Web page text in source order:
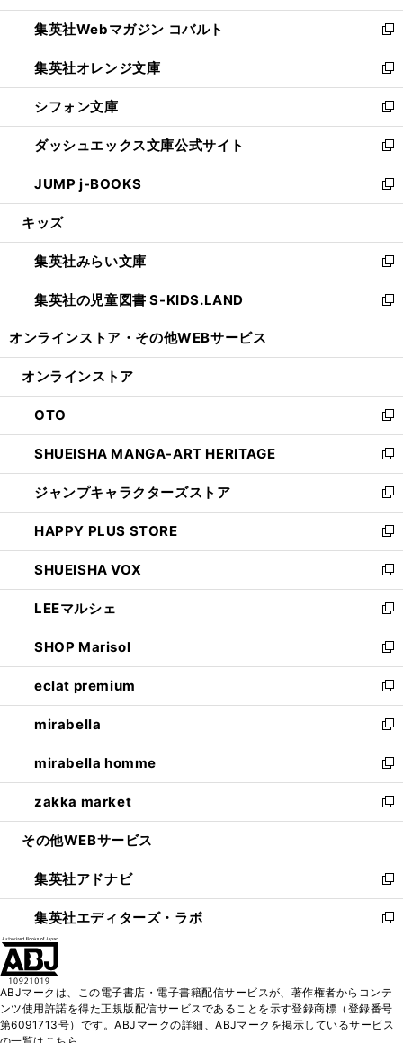
開
く
ウ
で
開
く
ン
ド
ウ
で
開
く
ウ
ィ
ン
ド
ウ
で
開
く
集英社Webマガジン コバルト
新
し
い
ウ
ィ
ン
ド
ウ
で
開
集英社オレンジ文庫
新
し
い
ウ
ィ
ン
ド
ウ
開
く
シフォン文庫
新
し
い
ウ
ィ
ン
ウ
で
開
く
ダッシュエックス文庫公式サイト
新
し
い
ウ
ン
ド
ウ
で
JUMP j-BOOKS
新
し
ウ
ィ
ン
ド
開
キッズ
集英社みらい文庫
新
し
い
ン
ウ
で
開
く
集英社の児童図書 S-KIDS.LAND
新
ウ
ン
ド
ウ
で
開
く
オンラインストア・ その他WEBサービス
オンラインストア
OTO
新
し
い
ウ
ィ
ン
ド
ウ
で
開
く
SHUEISHA MANGA-ART HERITAGE
新
し
い
ウ
ィ
ン
ド
ウ
で
開
く
ジャンプキャラクターズストア
新
し
い
ウ
ィ
ン
ド
ウ
で
開
く
HAPPY PLUS STORE
新
し
い
ウ
ィ
ン
ド
ウ
で
開
く
SHUEISHA VOX
新
し
い
ウ
ィ
ン
ド
ウ
で
開
く
LEEマルシェ
新
し
い
ウ
ィ
ン
ド
ウ
で
開
く
SHOP Marisol
新
し
い
ウ
ィ
ン
ド
ウ
で
開
eclat premium
新
し
い
ウ
ィ
ン
ド
ウ
開
く
mirabella
新
し
い
ウ
ィ
ン
ウ
で
開
く
mirabella homme
新
し
い
ウ
ン
ド
ウ
で
zakka market
新
し
ウ
ィ
ン
ド
く
その他WEBサービス
集英社アドナビ
新
し
い
ド
ウ
で
集英社エディターズ・ラボ
新
ィ
ン
ド
ABJマークは、この電子書店・電子書籍配信サービスが、著作権者からコンテ
ンツ使用許諾を得た正規版配信サービスであることを示す登録商標（登録番号
第6091713号）です。ABJマークの詳細、ABJマークを掲示しているサービス